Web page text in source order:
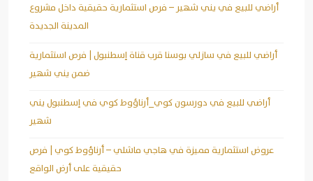
أراضي للبيع في يني شهير – فرص استثمارية حقيقية داخل مشروع
المدينة الجديدة
أراضي للبيع في سازلي بوسنا قرب قناة إسطنبول | فرص استثمارية
ضمن يني شهير
أراضي للبيع في دورسون كوي_أرناؤوط كوي في إسطنبول يني
شهير
عروض استثمارية مميزة في هاجي ماشلي – أرناؤوط كوي | فرص
حقيقية على أرض الواقع